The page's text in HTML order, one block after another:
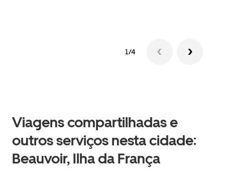
1/4
Viagens compartilhadas e
outros serviços nesta cidade:
Beauvoir, Ilha da França